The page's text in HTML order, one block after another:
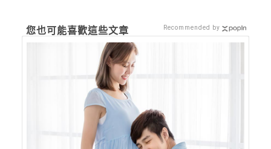
您也可能喜歡這些文章 Recommended by